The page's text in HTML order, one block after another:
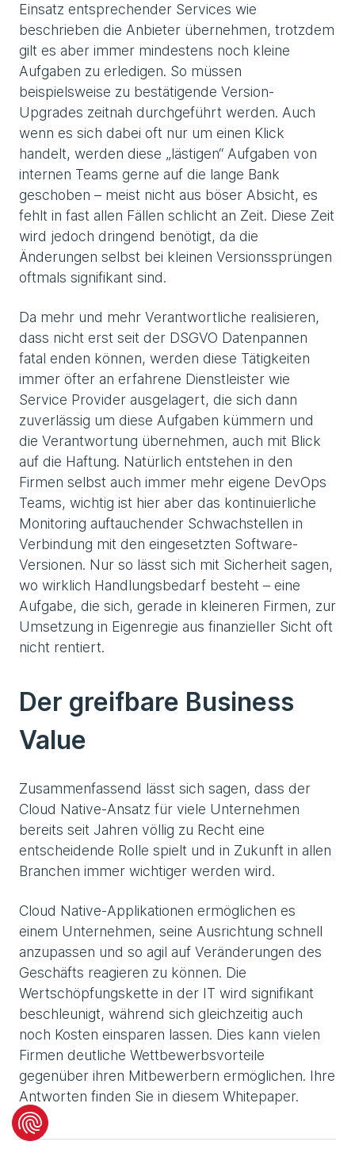
Einsatz entsprechender Services wie
beschrieben die Anbieter übernehmen, trotzdem
gilt es aber immer mindestens noch kleine
Aufgaben zu erledigen. So müssen
beispielsweise zu bestätigende Version-
Upgrades zeitnah durchgeführt werden. Auch
wenn es sich dabei oft nur um einen Klick
handelt, werden diese „lästigen“ Aufgaben von
internen Teams gerne auf die lange Bank
geschoben – meist nicht aus böser Absicht, es
fehlt in fast allen Fällen schlicht an Zeit. Diese Zeit
wird jedoch dringend benötigt, da die
Änderungen selbst bei kleinen Versionssprüngen
oftmals signifikant sind.
Da mehr und mehr Verantwortliche realisieren,
dass nicht erst seit der DSGVO Datenpannen
fatal enden können, werden diese Tätigkeiten
immer öfter an erfahrene Dienstleister wie
Service Provider ausgelagert, die sich dann
zuverlässig um diese Aufgaben kümmern und
die Verantwortung übernehmen, auch mit Blick
auf die Haftung. Natürlich entstehen in den
Firmen selbst auch immer mehr eigene DevOps
Teams, wichtig ist hier aber das kontinuierliche
Monitoring auftauchender Schwachstellen in
Verbindung mit den eingesetzten Software-
Versionen. Nur so lässt sich mit Sicherheit sagen,
wo wirklich Handlungsbedarf besteht – eine
Aufgabe, die sich, gerade in kleineren Firmen, zur
Umsetzung in Eigenregie aus finanzieller Sicht oft
nicht rentiert.
Der greifbare Business
Value
Zusammenfassend lässt sich sagen, dass der
Cloud Native-Ansatz für viele Unternehmen
bereits seit Jahren völlig zu Recht eine
entscheidende Rolle spielt und in Zukunft in allen
Branchen immer wichtiger werden wird.
Cloud Native-Applikationen ermöglichen es
einem Unternehmen, seine Ausrichtung schnell
anzupassen und so agil auf Veränderungen des
Geschäfts reagieren zu können. Die
Wertschöpfungskette in der IT wird signifikant
beschleunigt, während sich gleichzeitig auch
noch Kosten einsparen lassen. Dies kann vielen
Firmen deutliche Wettbewerbsvorteile
gegenüber ihren Mitbewerbern ermöglichen. Ihre
Antworten finden Sie in diesem Whitepaper.